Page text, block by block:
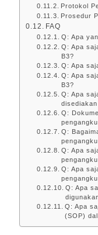
Protokol
Prosedur
FAQ
Q: Apa
Q: Apa
B3?
Q: Apa
Q: Apa
B3?
Q: Apa
Q:
Q:
Q: Apa
Q: Apa
Q: Apa
Q: Apa
(SOP)